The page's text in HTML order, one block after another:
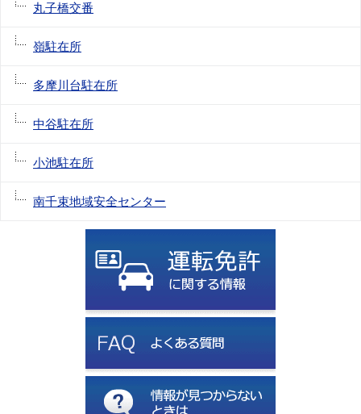
丸子橋交番
嶺駐在所
多摩川台駐在所
中谷駐在所
小池駐在所
南千束地域安全センター